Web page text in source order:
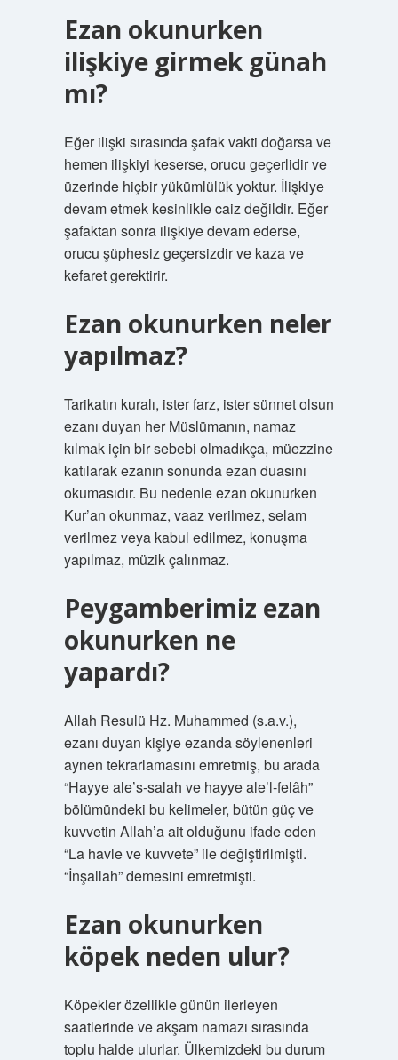
Ezan okunurken
ilişkiye girmek günah
mı?
Eğer ilişki sırasında şafak vakti doğarsa ve
hemen ilişkiyi keserse, orucu geçerlidir ve
üzerinde hiçbir yükümlülük yoktur. İlişkiye
devam etmek kesinlikle caiz değildir. Eğer
şafaktan sonra ilişkiye devam ederse,
orucu şüphesiz geçersizdir ve kaza ve
kefaret gerektirir.
Ezan okunurken neler
yapılmaz?
Tarikatın kuralı, ister farz, ister sünnet olsun
ezanı duyan her Müslümanın, namaz
kılmak için bir sebebi olmadıkça, müezzine
katılarak ezanın sonunda ezan duasını
okumasıdır. Bu nedenle ezan okunurken
Kur’an okunmaz, vaaz verilmez, selam
verilmez veya kabul edilmez, konuşma
yapılmaz, müzik çalınmaz.
Peygamberimiz ezan
okunurken ne
yapardı?
Allah Resulü Hz. Muhammed (s.a.v.),
ezanı duyan kişiye ezanda söylenenleri
aynen tekrarlamasını emretmiş, bu arada
“Hayye ale’s-salah ve hayye ale’l-felâh”
bölümündeki bu kelimeler, bütün güç ve
kuvvetin Allah’a ait olduğunu ifade eden
“La havle ve kuvvete” ile değiştirilmişti.
“İnşallah” demesini emretmişti.
Ezan okunurken
köpek neden ulur?
Köpekler özellikle günün ilerleyen
saatlerinde ve akşam namazı sırasında
toplu halde ulurlar. Ülkemizdeki bu durum